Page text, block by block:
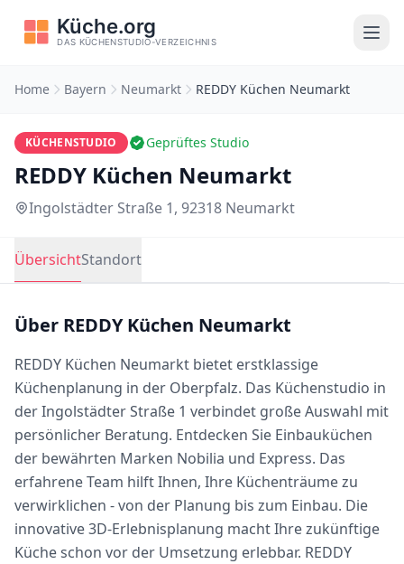
Home Bayern Neumarkt REDDY Küchen Neumarkt
KÜCHENSTUDIO Geprüftes Studio
REDDY Küchen Neumarkt
Ingolstädter Straße 1, 92318 Neumarkt
ÜbersichtStandort
Über REDDY Küchen Neumarkt
REDDY Küchen Neumarkt bietet erstklassige
Küchenplanung in der Oberpfalz. Das Küchenstudio in
der Ingolstädter Straße 1 verbindet große Auswahl mit
persönlicher Beratung. Entdecken Sie Einbauküchen
der bewährten Marken Nobilia und Express. Das
erfahrene Team hilft Ihnen, Ihre Küchenträume zu
verwirklichen - von der Planung bis zum Einbau. Die
innovative 3D-Erlebnisplanung macht Ihre zukünftige
Küche schon vor der Umsetzung erlebbar. REDDY